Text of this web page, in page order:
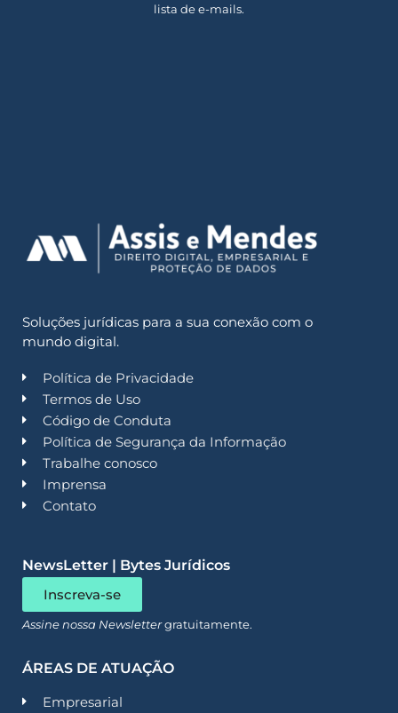
lista de e-mails.
Soluções jurídicas para a sua conexão com o
mundo digital.
Política de Privacidade
Termos de Uso
Código de Conduta
Política de Segurança da Informação
Trabalhe conosco
Imprensa
Contato
NewsLetter | Bytes Jurídicos
Inscreva-se
Assine nossa Newslettergratuitamente.
ÁREAS DE ATUAÇÃO
Empresarial